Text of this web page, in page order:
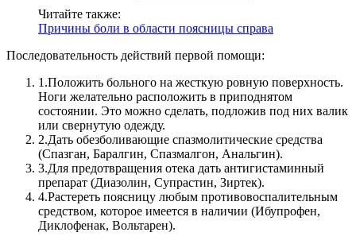
Читайте также:
Причины боли в области поясницы справа
Последовательность действий первой помощи:
1.Положить больного на жесткую ровную поверхность.
Ноги желательно расположить в приподнятом
состоянии. Это можно сделать, подложив под них валик
или свернутую одежду.
2.Дать обезболивающие спазмолитические средства
(Спазган, Баралгин, Спазмалгон, Анальгин).
3.Для предотвращения отека дать антигистаминный
препарат (Диазолин, Супрастин, Зиртек).
4.Растереть поясницу любым противовоспалительным
средством, которое имеется в наличии (Ибупрофен,
Диклофенак, Вольтарен).